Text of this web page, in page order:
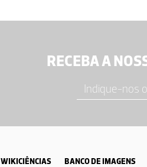
RECEBA A
WIKICIÊNCIAS BANCO DE IMAGENS